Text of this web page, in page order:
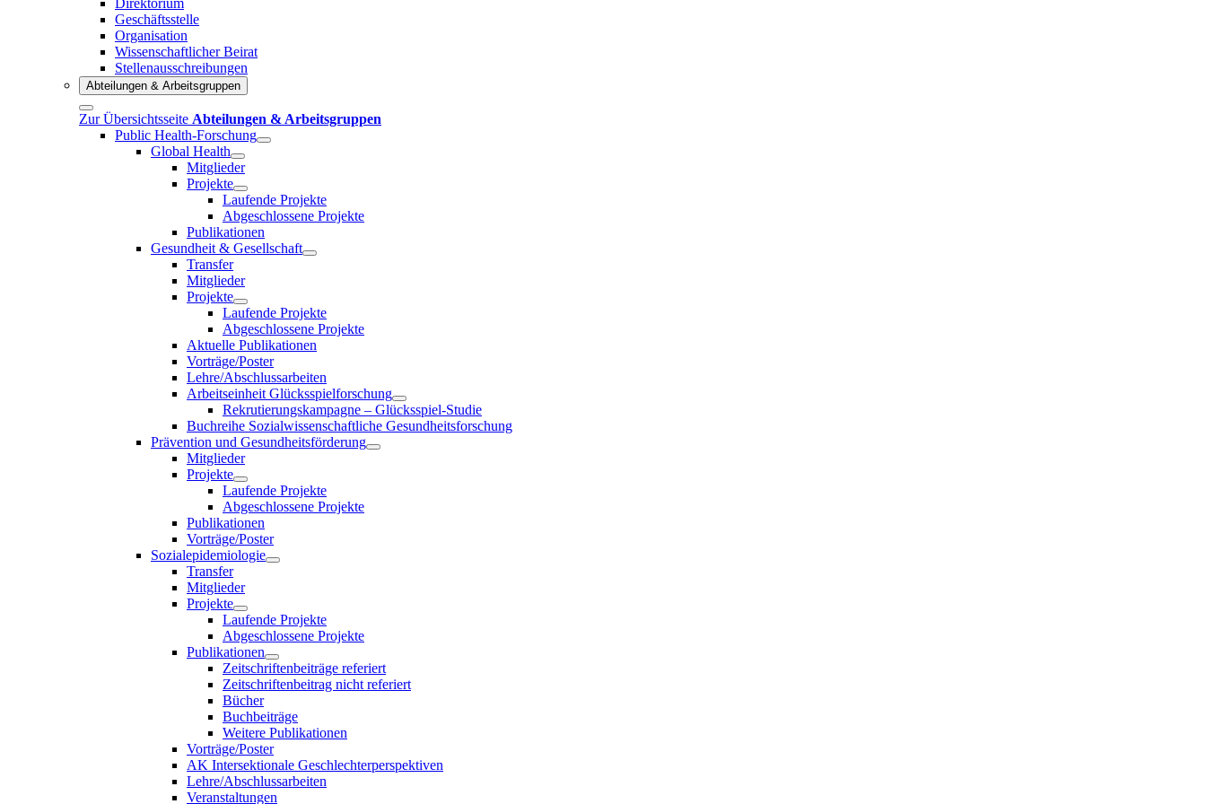
Geschäftsstelle
Organisation
Wissenschaftlicher Beirat
Stellenausschreibungen
Abteilungen & Arbeitsgruppen
Zur Übersichtsseite Abteilungen & Arbeitsgruppen
Public Health-Forschung
Global Health
Mitglieder
Projekte
Laufende Projekte
Abgeschlossene Projekte
Publikationen
Gesundheit & Gesellschaft
Transfer
Mitglieder
Projekte
Laufende Projekte
Abgeschlossene Projekte
Aktuelle Publikationen
Vorträge/Poster
Lehre/Abschlussarbeiten
Arbeitseinheit Glücksspielforschung
Rekrutierungskampagne – Glücksspiel-Studie
Buchreihe Sozialwissenschaftliche Gesundheitsforschung
Prävention und Gesundheitsförderung
Mitglieder
Projekte
Laufende Projekte
Abgeschlossene Projekte
Publikationen
Vorträge/Poster
Sozialepidemiologie
Transfer
Mitglieder
Projekte
Laufende Projekte
Abgeschlossene Projekte
Publikationen
Zeitschriftenbeiträge referiert
Zeitschriftenbeitrag nicht referiert
Bücher
Buchbeiträge
Weitere Publikationen
Vorträge/Poster
AK Intersektionale Geschlechterperspektiven
Lehre/Abschlussarbeiten
Veranstaltungen